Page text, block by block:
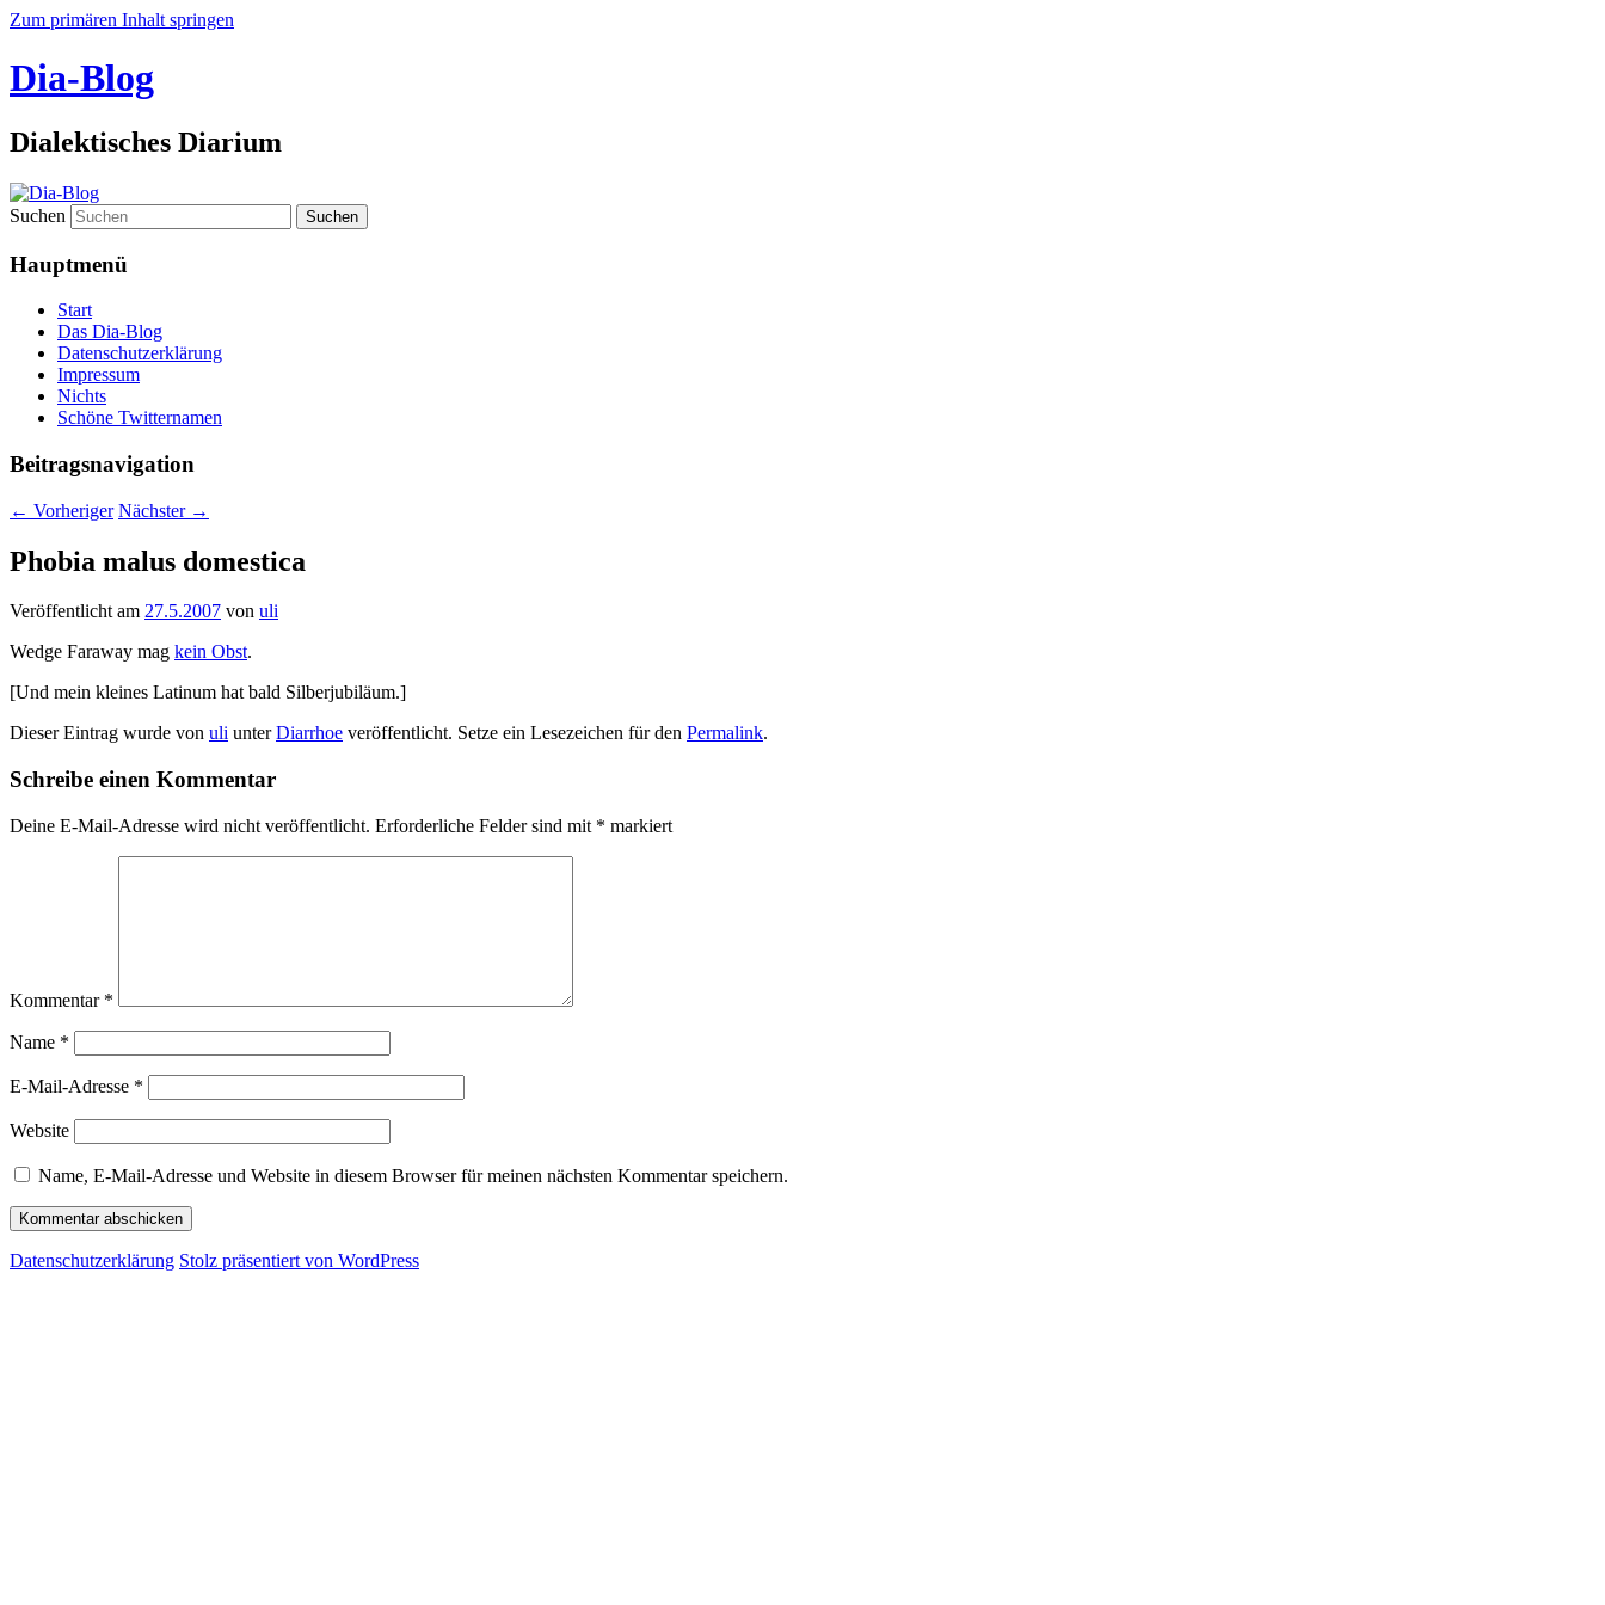
Zum primären Inhalt springen
Dia-Blog
Dialektisches Diarium
Suchen
Hauptmenü
Start
Das Dia-Blog
Datenschutzerklärung
Impressum
Nichts
Schöne Twitternamen
Beitragsnavigation
← Vorheriger Nächster →
Phobia malus domestica
Veröffentlicht am 27.5.2007 von uli
Wedge Faraway mag kein Obst.
[Und mein kleines Latinum hat bald Silberjubiläum.]
Dieser Eintrag wurde von uli unterDiarrhoe veröffentlicht. Setze ein Lesezeichen für den Permalink.
Schreibe einen Kommentar
Deine E-Mail-Adresse wird nicht veröffentlicht. Erforderliche Felder sind mit * markiert
Kommentar *
Name *
E-Mail-Adresse *
Website
Name, E-Mail-Adresse und Website in diesem Browser für meinen nächsten Kommentar speichern.
Datenschutzerklärung Stolz präsentiert von WordPress